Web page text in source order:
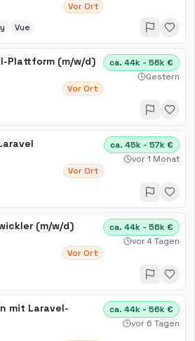
Vor Ort
Vue
Plattform (m/w/d)
Vor Ort
ca. 44k - 56k €
Gestern
Vor Ort
ca. 45k - 57k €
vor 1 Monat
(m/w/d)
Vor Ort
ca. 44k - 56k €
vor 4 Tagen
mit Laravel-
ca. 44k - 56k €
vor 6 Tagen